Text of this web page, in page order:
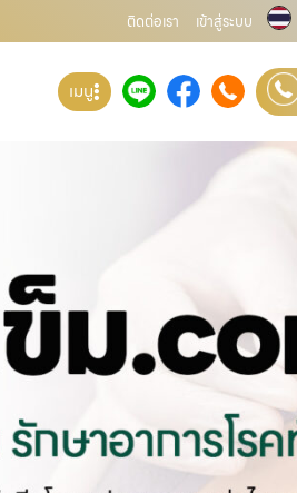
ติดต่อเรา เข้าสู่ระบบ
เมนู